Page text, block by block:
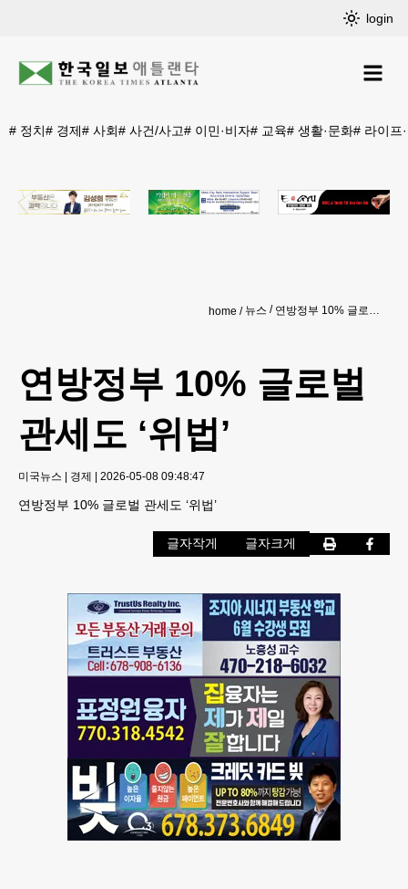
login
# 정치# 경제# 사회# 사건/사고# 이민·비자# 교육# 생활·문화# 라이프
home 뉴스 연방정부 10% 글로벌 관세도 ‘위법’
연방정부 10% 글로벌
관세도 ‘위법’
미국뉴스 | 경제 | 2026-05-08 09:48:47
연방정부 10% 글로벌 관세도 ‘위법’
글자작게 글자크게